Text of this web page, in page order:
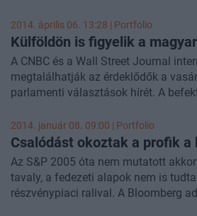
nyáron nagy vihart kavart illiberális
kapcsolatos nézetéről is, és azt is
fékek és ellensúlyok rendszere csak
magyar berendezkedésen pedig nem
amíg ők kormányoznak. Az alábbi,
berendezkedéssel kapcsolatos szó
nyilatkozatból írt cikkeink
2014. április 06. 13:28 | Portfolio
Külföldön is figyelik a
A CNBC és a Wall Street Journal
megtalálhatják az érdeklődők a
parlamenti választások hírét. A
2014. január 08. 09:00 | Portfolio
Csalódást okoztak a profik
Az S&P 2005 óta nem mutatott
tavaly, a fedezeti alapok nem is
részvénypiaci ralival. A Bloomberg